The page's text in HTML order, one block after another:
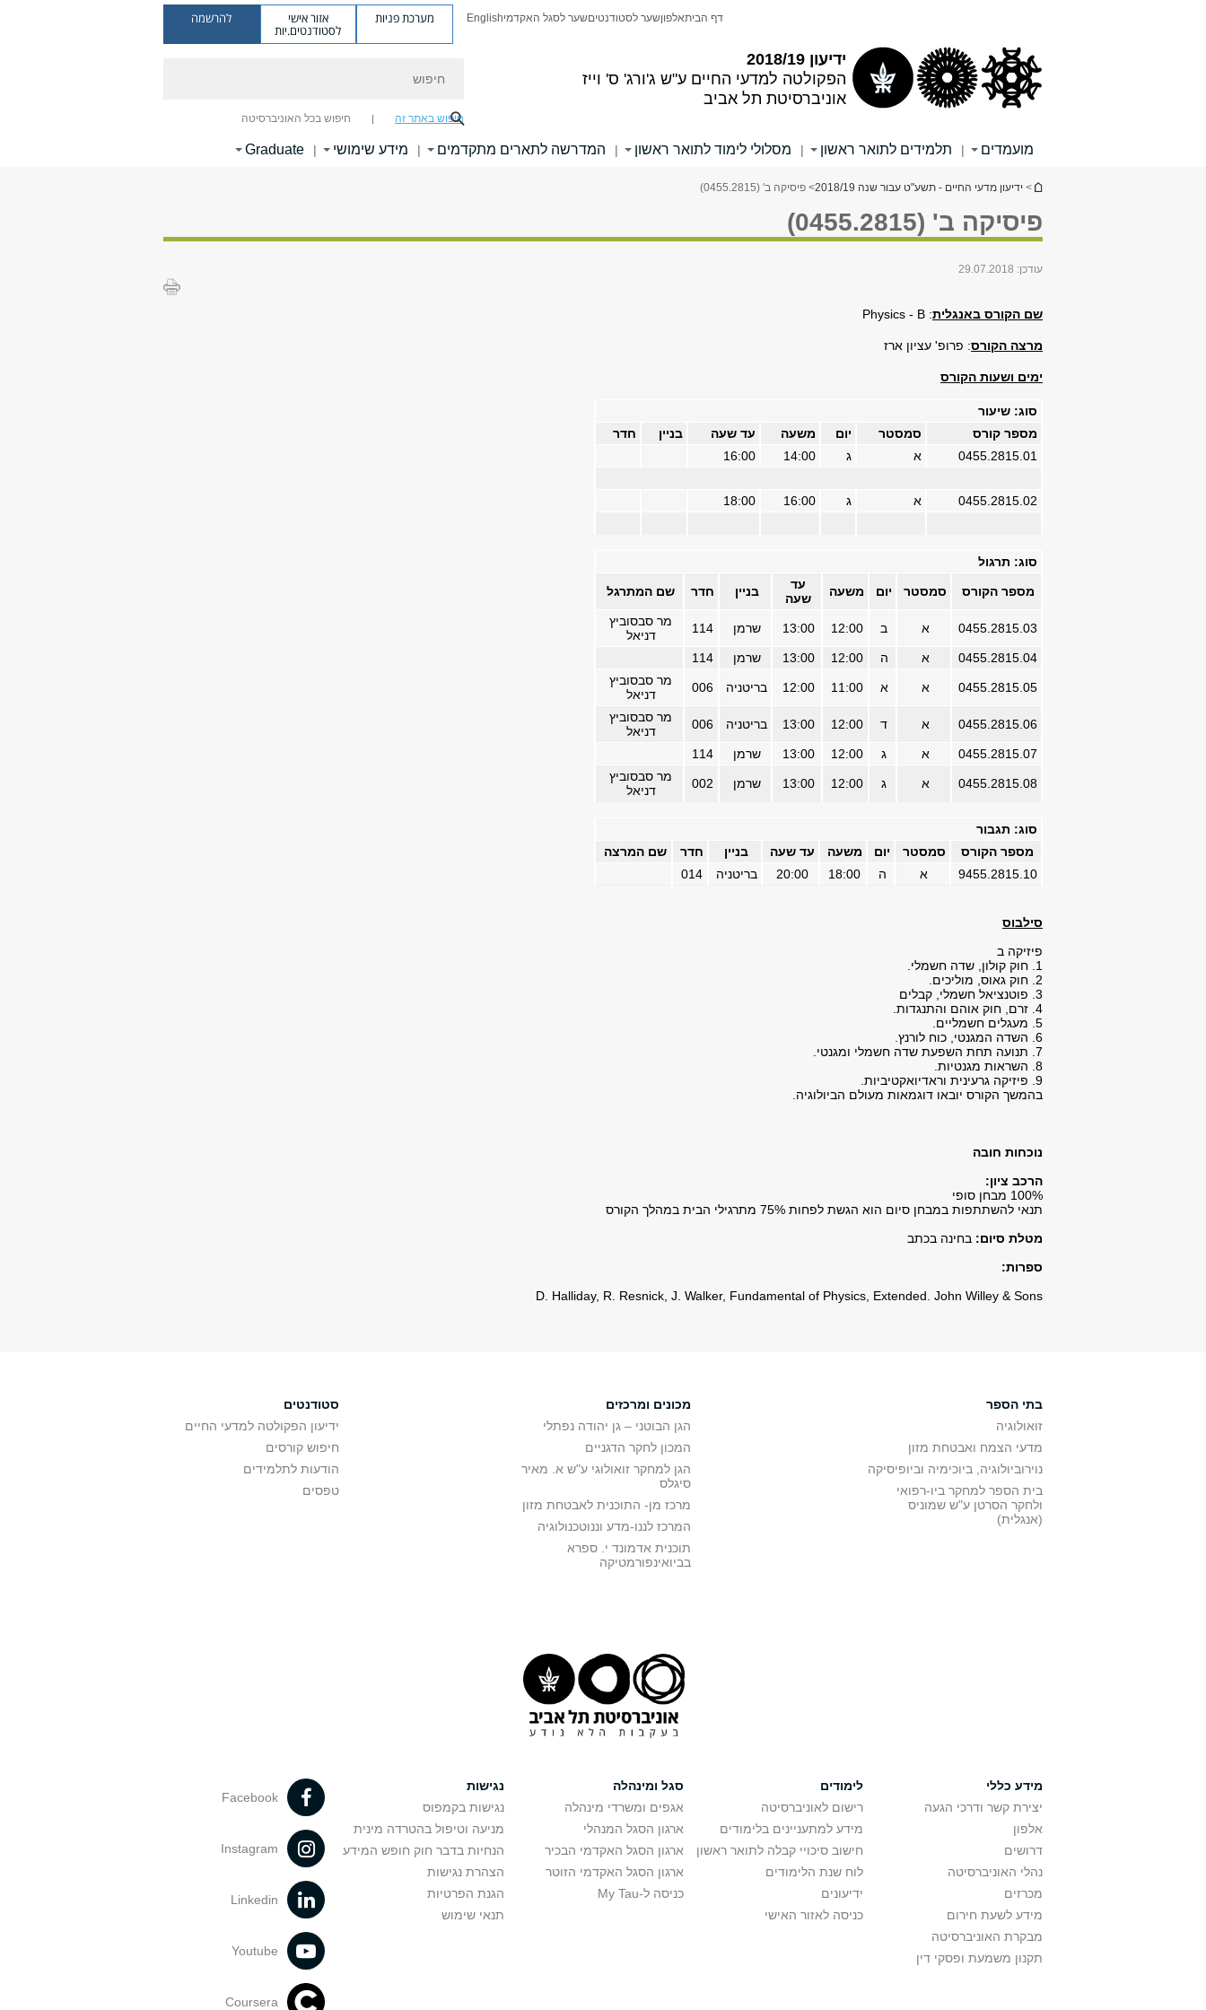
ידיעון 2018/19
הפקולטה למדעי החיים ע"ש ג'ורג' ס' וייז
אוניברסיטת תל אביב
דף הביתאלפוןשער לסטודנטיםשער לסגל האקדמיEnglish מערכת פניות אזור אישי
לסטודנטים.יות
להרשמה
חיפוש באתר זה חיפוש בכל האוניברסיטה
מועמדים | תלמידים לתואר ראשון | מסלולי לימוד לתואר ראשון | המדרשה לתארים מתקדמים | מידע שימושי |
Graduate
הינך נמצא כאן
> ידיעון מדעי החיים - תשע"ט עבור שנה 2018/19 > פיסיקה ב' (0455.2815)
פיסיקה ב' (0455.2815)
עודכן: 29.07.2018
שם הקורס באנגלית:
Physics - B
מרצה הקורס: פרופ' עציון ארז
ימים ושעות הקורס
סוג: שיעור
מספר קורס
סמסטר יום משעה עד שעה בניין
חדר
0455.2815.01
א ג 14:00
16:00
0455.2815.02 א ג 16:00
18:00
סוג: תרגול
מספר הקורס סמסטר יום משעה
עד
שעה
בניין חדר שם המתרגל
0455.2815.03 א ב 12:00
13:00 שרמן 114
מר סבסוביץ
דניאל
0455.2815.04
א ה 12:00
13:00 שרמן 114
0455.2815.05 א א 11:00
12:00 בריטניה 006
מר סבסוביץ
דניאל
0455.2815.06 א ד 12:00
13:00 בריטניה 006
מר סבסוביץ
דניאל
0455.2815.07
א ג 12:00
13:00 שרמן 114
0455.2815.08 א ג 12:00
13:00 שרמן 002
מר סבסוביץ
דניאל
סוג: תגבור
מספר הקורס
סמסטר יום משעה עד שעה בניין חדר
שם המרצה
9455.2815.10
א ה 18:00
20:00 בריטניה 014
סילבוס
פיזיקה ב
1. חוק קולון, שדה חשמלי.
2. חוק גאוס, מוליכים.
3. פוטנציאל חשמלי, קבלים
4. זרם, חוק אוהם והתנגדות.
5. מעגלים חשמליים.
6. השדה המגנטי, כוח לורנץ.
7. תנועה תחת השפעת שדה חשמלי ומגנטי.
8. השראות מגנטיות.
9. פיזיקה גרעינית וראדיואקטיביות.
בהמשך הקורס יובאו דוגמאות מעולם הביולוגיה.
נוכחות חובה
הרכב ציון:
100% מבחן סופי
תנאי להשתתפות במבחן סיום הוא הגשת לפחות 75% מתרגילי הבית במהלך הקורס
מטלת סיום: בחינה בכתב
ספרות:
D. Halliday, R. Resnick, J. Walker, Fundamental of Physics, Extended. John Willey & Sons
בתי הספר
זואולוגיה
מדעי הצמח ואבטחת מזון
נוירוביולוגיה, ביוכימיה וביופיסיקה
בית הספר למחקר ביו-רפואי
ולחקר הסרטן ע"ש שמוניס
(אנגלית)
מכונים ומרכזים
הגן הבוטני – גן יהודה נפתלי
המכון לחקר הדגניים
הגן למחקר זואולוגי ע"ש א. מאיר
סיגלס
מרכז מן- התוכנית לאבטחת מזון
המרכז לננו-מדע וננוטכנולוגיה
תוכנית אדמונד י. ספרא
בביואינפורמטיקה
סטודנטים
ידיעון הפקולטה למדעי החיים
חיפוש קורסים
הודעות לתלמידים
טפסים
מידע כללי
יצירת קשר ודרכי הגעה
אלפון
דרושים
נהלי האוניברסיטה
מכרזים
מידע לשעת חירום
מבקרת האוניברסיטה
תקנון משמעת ופסקי דין
לימודים
רישום לאוניברסיטה
מידע למתעניינים בלימודים
חישוב סיכויי קבלה לתואר ראשון
לוח שנת הלימודים
ידיעונים
כניסה לאזור האישי
סגל ומינהלה
אגפים ומשרדי מינהלה
ארגון הסגל המנהלי
ארגון הסגל האקדמי הבכיר
ארגון הסגל האקדמי הזוטר
כניסה ל-My Tau
נגישות
נגישות בקמפוס
מניעה וטיפול בהטרדה מינית
הנחיות בדבר חוק חופש המידע
הצהרת נגישות
הגנת הפרטיות
תנאי שימוש
Facebook
Instagram
Linkedin
Youtube
Coursera